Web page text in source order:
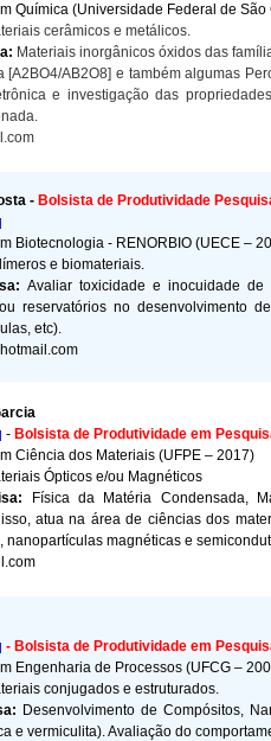
Química (Universidade Federal de
cerâmicos e metálicos.
Materiais inorgânicos óxidos das
[A2BO4/AB2O8] e também algumas
e investigação das
- Bolsista de Produtividade
Biotecnologia - RENORBIO (UECE –
e biomateriais.
Avaliar toxicidade e inocuidade
reservatórios no desenvolvimento
etc).
- Bolsista de Produtividade em
Ciência dos Materiais (UFPE – 2017)
Ópticos e/ou Magnéticos
Física da Matéria Condensada,
atua na área de ciências dos
nanopartículas magnéticas e
- Bolsista de Produtividade em
Engenharia de Processos (UFCG –
conjugados e estruturados.
Desenvolvimento de Compósitos,
e vermiculita). Avaliação do